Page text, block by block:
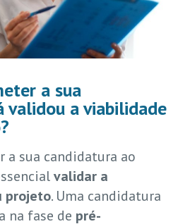
a sua
validou a viabilidade
a sua candidatura ao
validar a
projeto. Uma candidatura
na fase de pré-